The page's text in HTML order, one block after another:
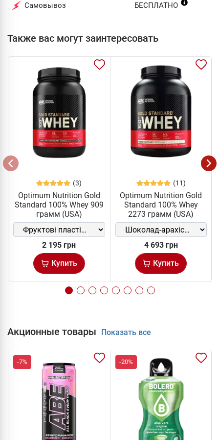
Самовывоз БЕСПЛАТНО
Также вас могут заинтересовать
(3)
Optimum Nutrition Gold
Standard 100% Whey 909
грамм (USA)
2 195 грн
Купить
(11)
Optimum Nutrition Gold
Standard 100% Whey
2273 грамм (USA)
4 693 грн
Купить
Акционные товары Показать все
-7% -20%